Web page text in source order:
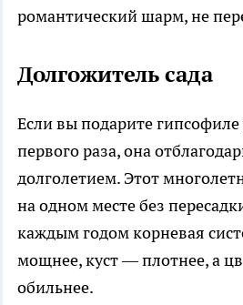
романтический шарм, не
Долгожитель сада
Если вы подарите гипсофиле
первого раза, она
долголетием. Этот
на одном месте без
каждым годом корневая
мощнее, куст — плотнее, а
обильнее.